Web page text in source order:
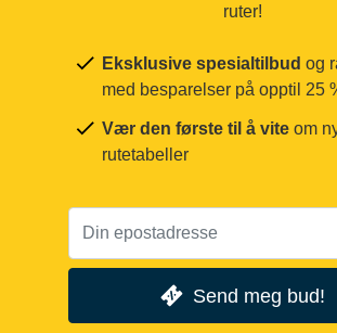
ruter!
Eksklusive spesialtilbud og
med besparelser på opptil 25
Vær den første til å vite om
rutetabeller
Send meg bud!